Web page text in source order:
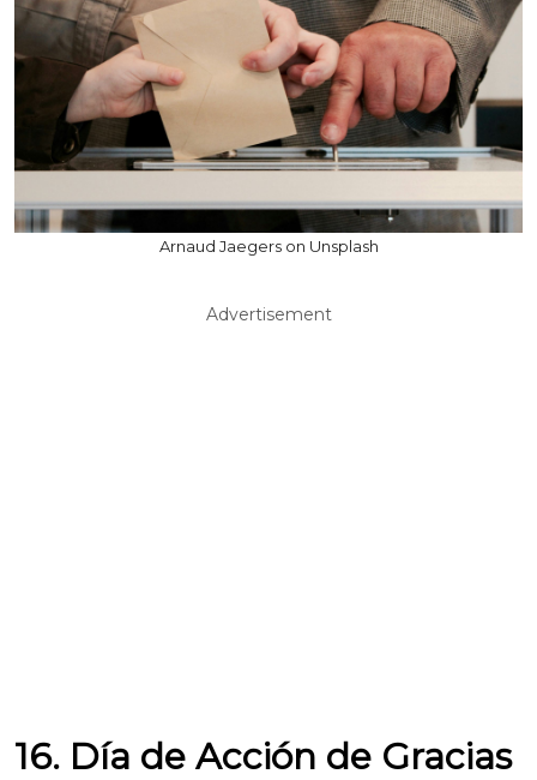
Arnaud Jaegers on Unsplash
Advertisement
16. Día de Acción de Gracias